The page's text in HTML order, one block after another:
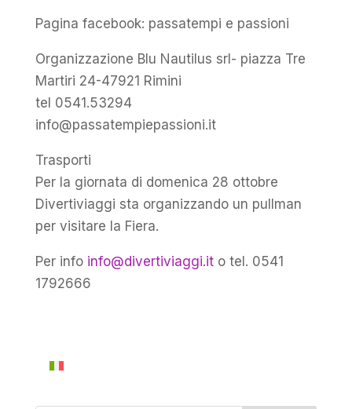
Pagina facebook: passatempi e passioni
Organizzazione Blu Nautilus srl- piazza Tre
Martiri 24-47921 Rimini
tel 0541.53294
info@passatempiepassioni.it
Trasporti
Per la giornata di domenica 28 ottobre
Divertiviaggi sta organizzando un pullman
per visitare la Fiera.
Per info info@divertiviaggi.ito tel. 0541
1792666